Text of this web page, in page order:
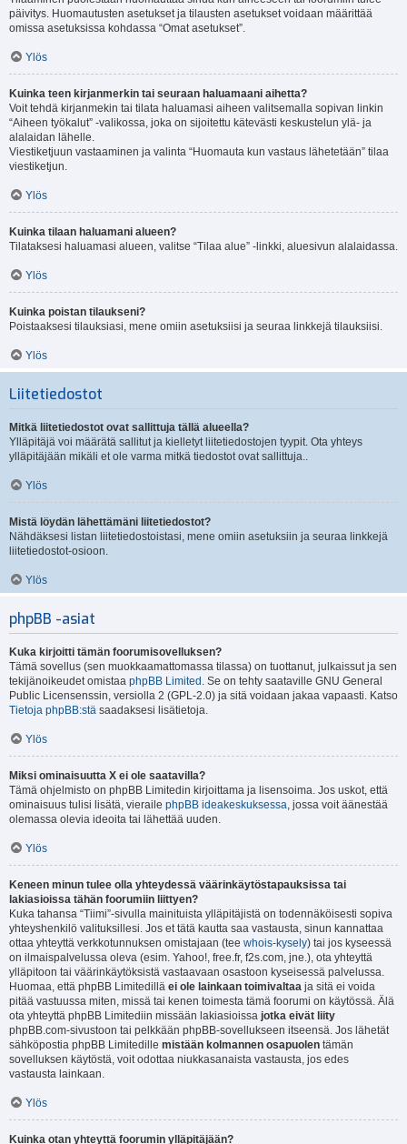
päivitys. Huomautusten asetukset ja tilausten asetukset voidaan määrittää
omissa asetuksissa kohdassa “Omat asetukset”.
Ylös
Kuinka teen kirjanmerkin tai seuraan haluamaani aihetta?
Voit tehdä kirjanmekin tai tilata haluamasi aiheen valitsemalla sopivan linkin
“Aiheen työkalut” -valikossa, joka on sijoitettu kätevästi keskustelun ylä- ja
alalaidan lähelle.
Viestiketjuun vastaaminen ja valinta “Huomauta kun vastaus lähetetään” tilaa
viestiketjun.
Ylös
Kuinka tilaan haluamani alueen?
Tilataksesi haluamasi alueen, valitse “Tilaa alue” -linkki, aluesivun alalaidassa.
Ylös
Kuinka poistan tilaukseni?
Poistaaksesi tilauksiasi, mene omiin asetuksiisi ja seuraa linkkejä tilauksiisi.
Ylös
Liitetiedostot
Mitkä liitetiedostot ovat sallittuja tällä alueella?
Ylläpitäjä voi määrätä sallitut ja kielletyt liitetiedostojen tyypit. Ota yhteys
ylläpitäjään mikäli et ole varma mitkä tiedostot ovat sallittuja..
Ylös
Mistä löydän lähettämäni liitetiedostot?
Nähdäksesi listan liitetiedostoistasi, mene omiin asetuksiin ja seuraa linkkejä
liitetiedostot-osioon.
Ylös
phpBB -asiat
Kuka kirjoitti tämän foorumisovelluksen?
Tämä sovellus (sen muokkaamattomassa tilassa) on tuottanut, julkaissut ja sen
tekijänoikeudet omistaa phpBB Limited . Se on tehty saataville GNU General
Public Licensenssin, versiolla 2 (GPL-2.0) ja sitä voidaan jakaa vapaasti. Katso
Tietoja phpBB:stä saadaksesi lisätietoja.
Ylös
Miksi ominaisuutta X ei ole saatavilla?
Tämä ohjelmisto on phpBB Limitedin kirjoittama ja lisensoima. Jos uskot, että
ominaisuus tulisi lisätä, vieraile phpBB ideakeskuksessa, jossa voit äänestää
olemassa olevia ideoita tai lähettää uuden.
Ylös
Keneen minun tulee olla yhteydessä väärinkäytöstapauksissa tai
lakiasioissa tähän foorumiin liittyen?
Kuka tahansa “Tiimi”-sivulla mainituista ylläpitäjistä on todennäköisesti sopiva
yhteyshenkilö valituksillesi. Jos et tätä kautta saa vastausta, sinun kannattaa
ottaa yhteyttä verkkotunnuksen omistajaan (tee whois-kysely) tai jos kyseessä
on ilmaispalvelussa oleva (esim. Yahoo!, free.fr, f2s.com, jne.), ota yhteyttä
ylläpitoon tai väärinkäytöksistä vastaavaan osastoon kyseisessä palvelussa.
Huomaa, että phpBB Limitedillä ei ole lainkaan toimivaltaa ja sitä ei voida
pitää vastuussa miten, missä tai kenen toimesta tämä foorumi on käytössä. Älä
ota yhteyttä phpBB Limitediin missään lakiasioissa jotka eivät liity
phpBB.com-sivustoon tai pelkkään phpBB-sovellukseen itseensä. Jos lähetät
sähköpostia phpBB Limitedille mistään kolmannen osapuolen tämän
sovelluksen käytöstä, voit odottaa niukkasanaista vastausta, jos edes
vastausta lainkaan.
Ylös
Kuinka otan yhteyttä foorumin ylläpitäjään?